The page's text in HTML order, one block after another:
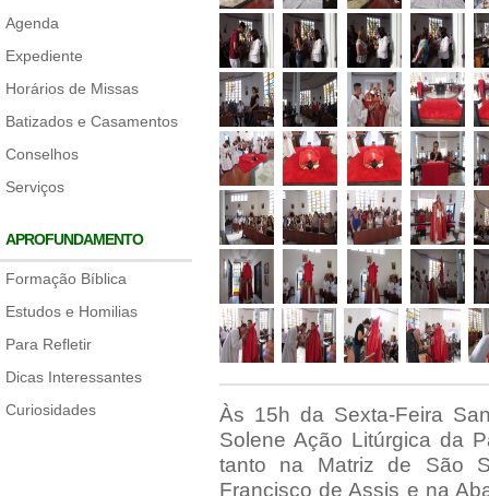
Agenda
Expediente
Horários de Missas
Batizados e Casamentos
Conselhos
Serviços
APROFUNDAMENTO
Formação Bíblica
Estudos e Homilias
Para Refletir
Dicas Interessantes
Curiosidades
Às 15h da Sexta-Feira
Solene Ação Litúrgica da
tanto na Matriz de São
Francisco de Assis e na